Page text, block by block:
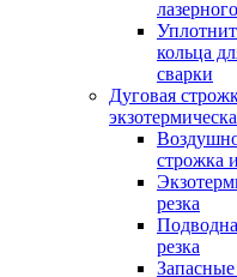
кольца
сварки
Дуговая
строжка
резка
резка